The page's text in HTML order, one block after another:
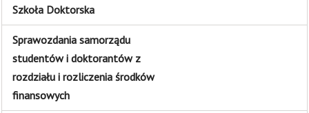
Szkoła Doktorska
Sprawozdania samorządu
studentów i doktorantów z
rozdziału i rozliczenia środków
finansowych